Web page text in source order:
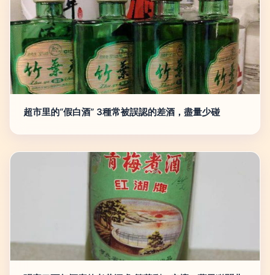
超市里的“假白酒” 3種常被誤認的差酒，盡量少碰